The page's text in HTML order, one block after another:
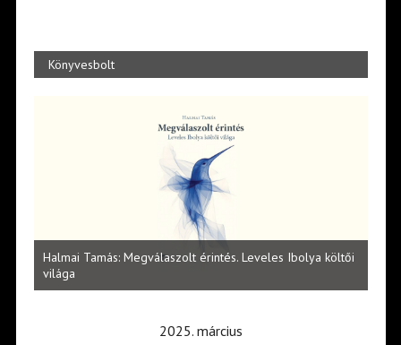
Könyvesbolt
Halmai Tamás: Megválaszolt érintés. Leveles Ibolya költői
világa
2025. március